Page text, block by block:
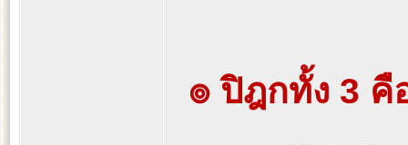
๏ ปิฎกทั้ง 3 คื